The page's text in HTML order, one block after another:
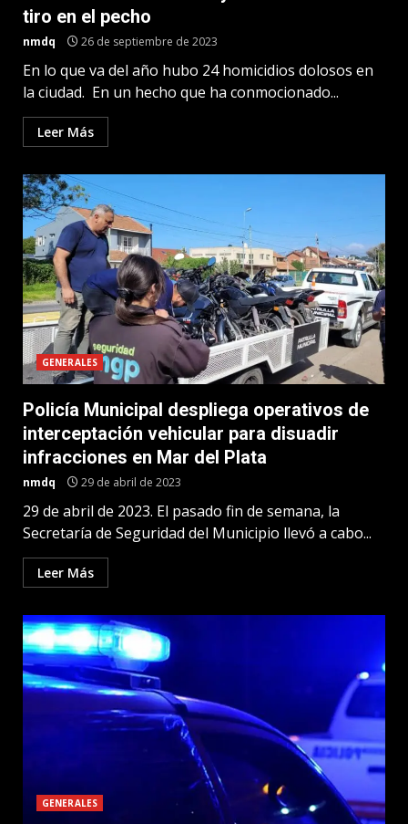
tiro en el pecho
nmdq 26 de septiembre de 2023
En lo que va del año hubo 24 homicidios dolosos en
la ciudad. En un hecho que ha conmocionado...
Leer Más
GENERALES
Policía Municipal despliega operativos de
interceptación vehicular para disuadir
infracciones en Mar del Plata
nmdq 29 de abril de 2023
29 de abril de 2023. El pasado fin de semana, la
Secretaría de Seguridad del Municipio llevó a cabo...
Leer Más
GENERALES